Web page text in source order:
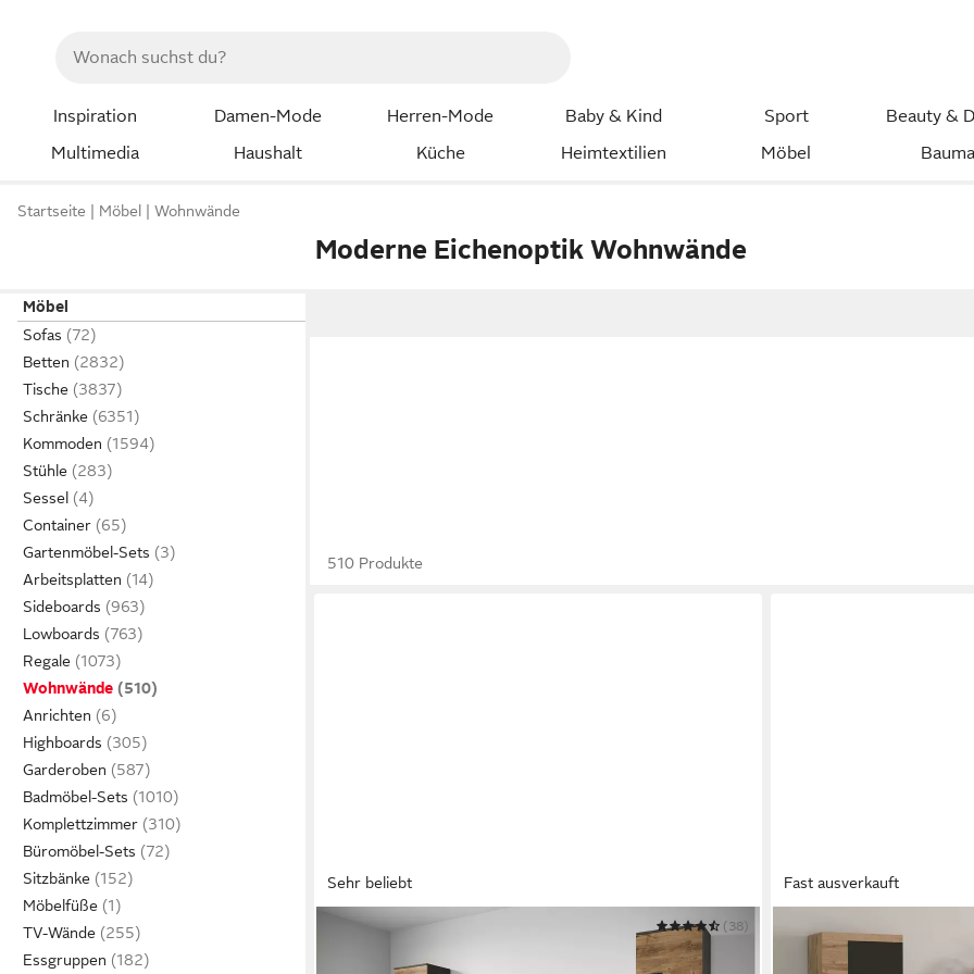
Inspiration Damen-Mode Herren-Mode Baby & Kind Sport
Beauty &
Multimedia
Haushalt Küche Heimtextilien Möbel
Startseite Möbel Wohnwände
Moderne Eichenoptik Wohnwände
Möbel
Sofas
Betten
Tische
Schränke
Kommoden
Stühle
Sessel
Container
Gartenmöbel-Sets
Arbeitsplatten
Sideboards
Lowboards
Regale
Wohnwände
Anrichten
Highboards
Garderoben
Badmöbel-Sets
Komplettzimmer
Büromöbel-Sets
Sitzbänke
Möbelfüße
TV-Wände
Essgruppen
510 Produkte
Sehr beliebt
OTTO HOME
(38)
Fast ausverkauft
Wohnwand Roger,Breite